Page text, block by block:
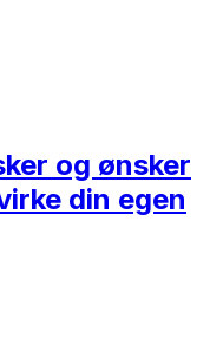
og ønsker
din egen